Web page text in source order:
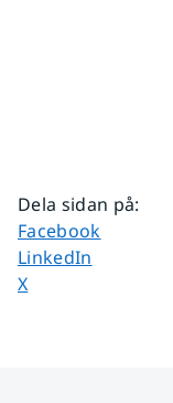
Dela sidan på:
Dela sidan på
Facebook
Dela sidan på
LinkedIn
Dela sidan på
X